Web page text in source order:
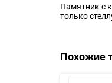
Памятник с
только
Похожие